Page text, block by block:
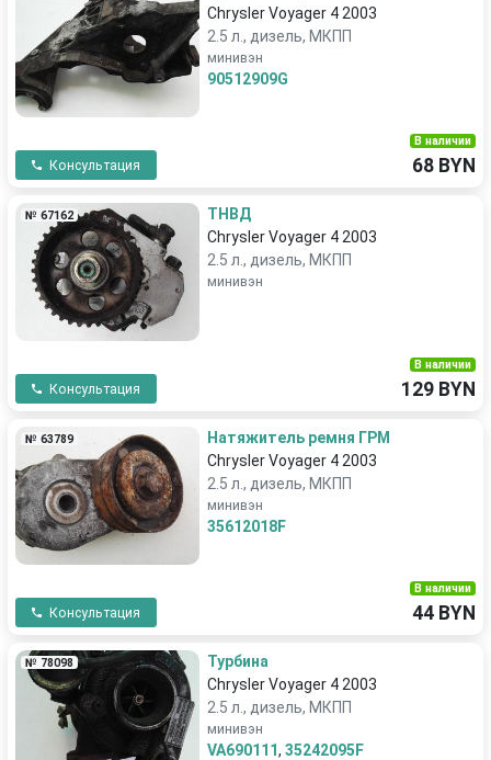
Chrysler Voyager 4 2003
2.5 л., дизель, МКПП
минивэн
90512909G
Консультация
В наличии
68 BYN
№ 67162
ТНВД
Chrysler Voyager 4 2003
2.5 л., дизель, МКПП
минивэн
Консультация
В наличии
129 BYN
№ 63789
Натяжитель ремня ГРМ
Chrysler Voyager 4 2003
2.5 л., дизель, МКПП
минивэн
35612018F
Консультация
В наличии
44 BYN
№ 78098
Турбина
Chrysler Voyager 4 2003
2.5 л., дизель, МКПП
минивэн
VA690111, 35242095F